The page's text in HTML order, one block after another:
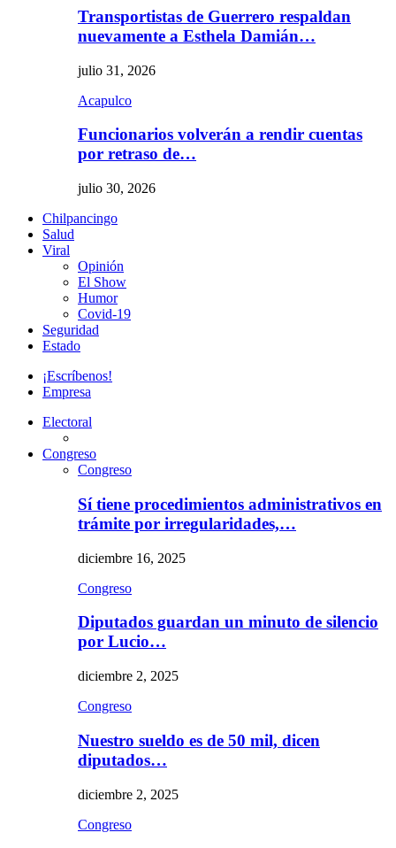
Transportistas de Guerrero respaldan
nuevamente a Esthela Damián…
julio 31, 2026
Acapulco
Funcionarios volverán a rendir cuentas
por retraso de…
julio 30, 2026
Chilpancingo
Salud
Viral
Opinión
El Show
Humor
Covid-19
Seguridad
Estado
¡Escríbenos!
Empresa
Electoral
Congreso
Congreso
Sí tiene procedimientos administrativos en
trámite por irregularidades,…
diciembre 16, 2025
Congreso
Diputados guardan un minuto de silencio
por Lucio…
diciembre 2, 2025
Congreso
Nuestro sueldo es de 50 mil, dicen
diputados…
diciembre 2, 2025
Congreso